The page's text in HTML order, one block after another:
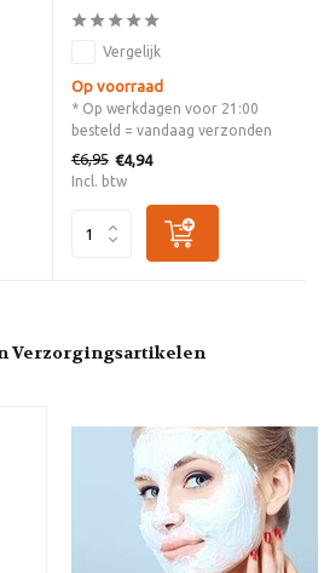
Vergelijk
Op voorraad
* Op werkdagen voor 21:00
besteld = vandaag verzonden
€6,95 €4,94
Incl. btw
Verzorgingsartikelen